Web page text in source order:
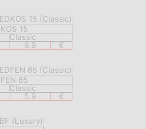
15
Classic
9.9 €
65
Classic
5.9 €